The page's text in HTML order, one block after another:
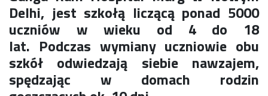
Dyżury Szkolne
Dziennik elektroniczny
Obiady
Rekrutacja SP
O nas
Regulamin rekrutacji do SP
Delhi, jest szkołą liczącą ponad 5000
uczniów w wieku od 4 do 18
lat. Podczas wymiany uczniowie obu
szkół odwiedzają siebie nawzajem,
spędzając w domach rodzin